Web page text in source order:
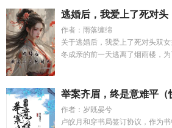
逃婚后，我爱上了死对头
作者：雨落缠绵
关于逃婚后，我爱上了死对头双
冬成亲的前一天逃离了烟雨楼，
举案齐眉，终是意难平（
作者：岁既晏兮
卢皎月和穿书局签订协议，作为